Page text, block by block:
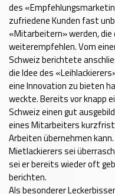
des
zufriedene Kunden fast
«Mitarbeitern» werden,
weiterempfehlen. Vom
Schweiz berichtete
die Idee des
eine Innovation zu bieten
weckte. Bereits vor knapp
Schweiz einen gut
eines Mitarbeiters
Arbeiten übernehmen
Mietlackierers sei
sei er bereits wieder oft
berichten.
Als besonderer